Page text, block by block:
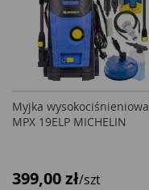
Myjka wysokociśnieniowa
MPX 19ELP MICHELIN
399,00 zł/szt